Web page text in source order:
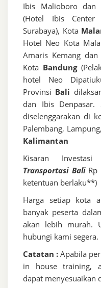
Ibis Malioboro dan
(Hotel Ibis
Surabaya), Kota
Hotel Neo Kota
Amaris Kemang
Kota Bandung
hotel Neo
Provinsi Bali
dan Ibis Denpasar.
diselenggarakan di
Palembang,
Kalimantan
Kisaran Investasi
Transportasi Bali
ketentuan berlaku**)
Harga setiap kota
banyak peserta
akan lebih murah.
hubungi kami segera.
Catatan : Apabila
in house training,
dapat menyesuaikan